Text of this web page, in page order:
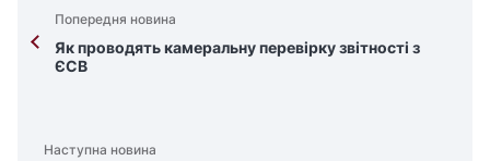
Попередня новина
Як проводять камеральну перевірку звітності з
ЄСВ
Наступна новина